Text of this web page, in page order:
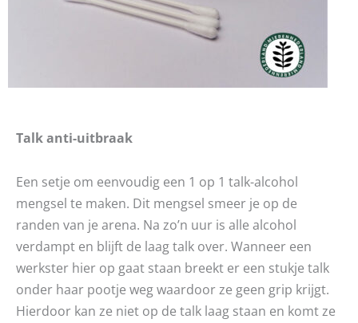
Talk anti-uitbraak
Een setje om eenvoudig een 1 op 1 talk-alcohol
mengsel te maken. Dit mengsel smeer je op de
randen van je arena. Na zo’n uur is alle alcohol
verdampt en blijft de laag talk over. Wanneer een
werkster hier op gaat staan breekt er een stukje talk
onder haar pootje weg waardoor ze geen grip krijgt.
Hierdoor kan ze niet op de talk laag staan en komt ze